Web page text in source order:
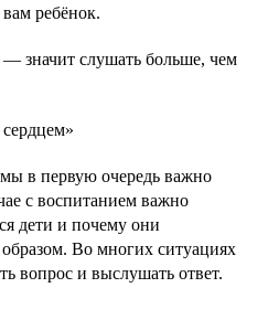
ребёнок.
значит слушать больше, чем
в первую очередь важно
с воспитанием важно
дети и почему они
Во многих ситуациях
вопрос и выслушать ответ.